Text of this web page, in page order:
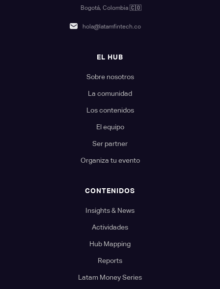
Bogotá, Colombia 🇨🇴
hola@latamfintech.co
EL HUB
Sobre nosotros
La comunidad
Los contenidos
El equipo
Ser partner
Organiza tu evento
CONTENIDOS
Insights & News
Actividades
Hub Mapping
Reports
Latam Money Series